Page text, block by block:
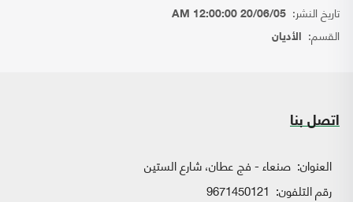
تاريخ النشر: 20/06/05 12:00:00 AM
القسم: الأديان
اتصل بنا
العنوان: صنعاء - فج عطان، شارع الستين
رقم التلفون: 9671450121